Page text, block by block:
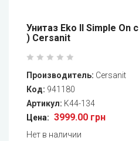
Унитаз Eko II Simple On
) Cersanit
Производитель: Cersanit
Код: 941180
Артикул: K44-134
Цена: 3999.00 грн
Нет в наличии